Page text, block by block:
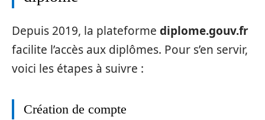
Depuis 2019, la plateforme diplome.gouv.fr
facilite l’accès aux diplômes. Pour s’en servir,
voici les étapes à suivre :
Création de compte